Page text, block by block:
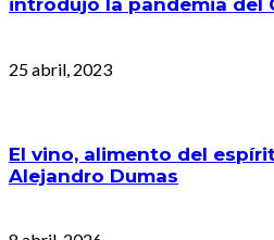
introdujo la pandemia del
25 abril, 2023
El vino, alimento del
Alejandro Dumas